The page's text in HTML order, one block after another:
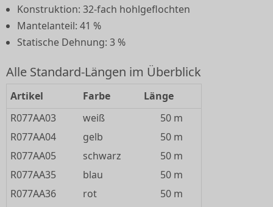
Konstruktion: 32-fach hohlgeflochten
Mantelanteil: 41 %
Statische Dehnung: 3 %
Alle Standard-Längen im Überblick
Artikel Farbe
Länge
R077AA03
weiß
50 m
R077AA04
gelb
50 m
R077AA05
schwarz
50 m
R077AA35
blau
50 m
R077AA36
rot
50 m